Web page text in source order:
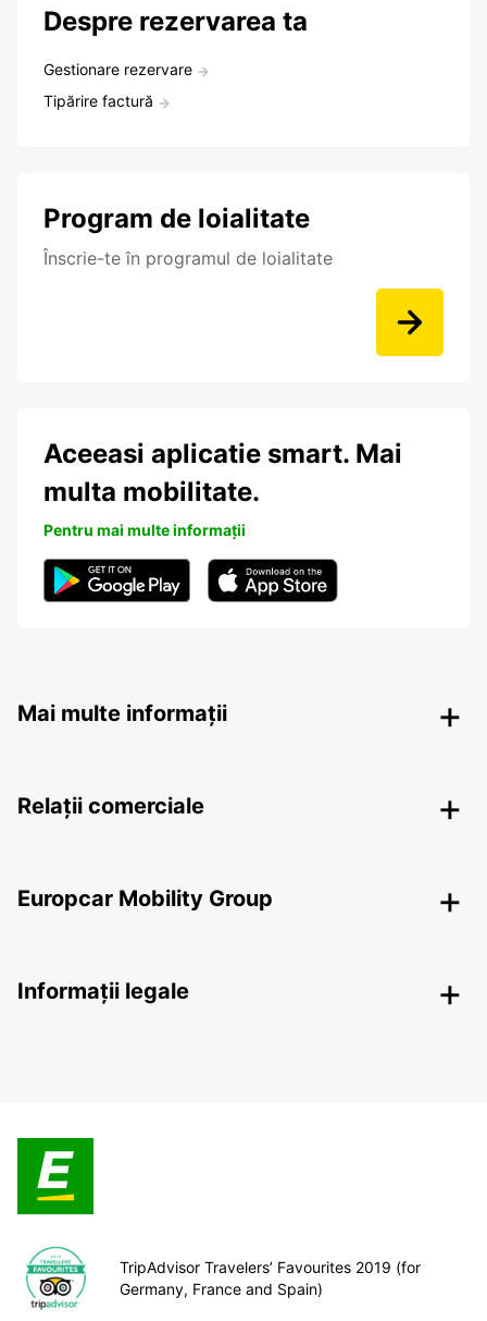
Despre rezervarea ta
Gestionare rezervare
Tipărire factură
Program de loialitate
Înscrie-te în programul de loialitate
Aceeasi aplicatie smart. Mai
multa mobilitate.
Pentru mai multe informații
Mai multe informații
Relații comerciale
Europcar Mobility Group
Informații legale
TripAdvisor Travelers’ Favourites 2019 (for
Germany, France and Spain)